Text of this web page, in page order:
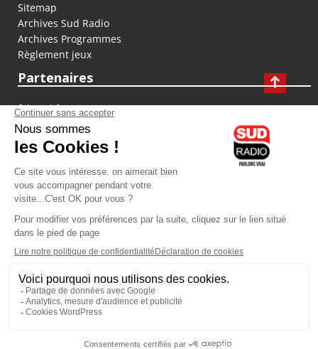
Sitemap
Archives Sud Radio
Archives Programmes
Règlement jeux
Partenaires
fiducial.fr
lyoncapitale.fr
olympique-et-lyonnais.com
L'application Iphone / Android
Téléchargez l'application
Les cookies
Gestion des cookies
Crédit photos : ©Sud Radio / Pierre Olivier